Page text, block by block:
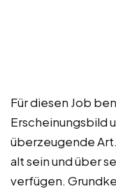
Für diesen Job
Erscheinungsbild
überzeugende
alt sein und über
verfügen.